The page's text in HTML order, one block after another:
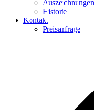
Auszeichnungen
Historie
Kontakt
Preisanfrage